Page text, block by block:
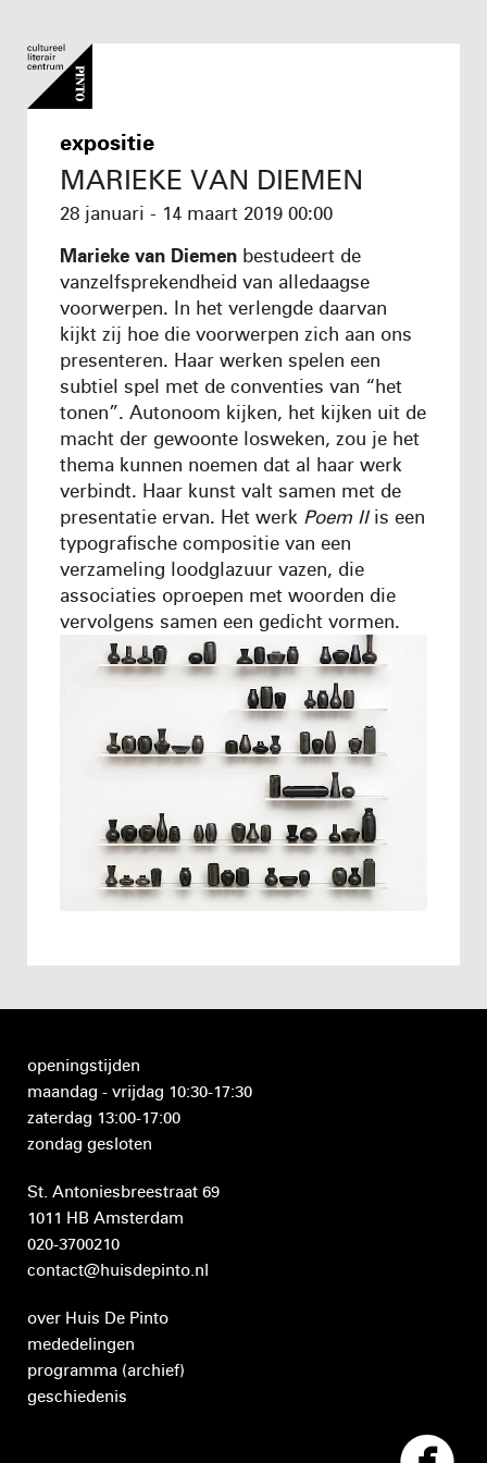
expositie
MARIEKE VAN DIEMEN
28 januari - 14 maart 2019 00:00
Marieke van Diemen bestudeert de
vanzelfsprekendheid van alledaagse
voorwerpen. In het verlengde daarvan
kijkt zij hoe die voorwerpen zich aan ons
presenteren. Haar werken spelen een
subtiel spel met de conventies van “het
tonen”. Autonoom kijken, het kijken uit de
macht der gewoonte losweken, zou je het
thema kunnen noemen dat al haar werk
verbindt. Haar kunst valt samen met de
presentatie ervan. Het werk Poem IIis een
typografische compositie van een
verzameling loodglazuur vazen, die
associaties oproepen met woorden die
vervolgens samen een gedicht vormen.
openingstijden
maandag - vrijdag 10:30-17:30
zaterdag 13:00-17:00
zondag gesloten
St. Antoniesbreestraat 69
1011 HB Amsterdam
020-3700210
contact@huisdepinto.nl
over Huis De Pinto
mededelingen
programma (archief)
geschiedenis